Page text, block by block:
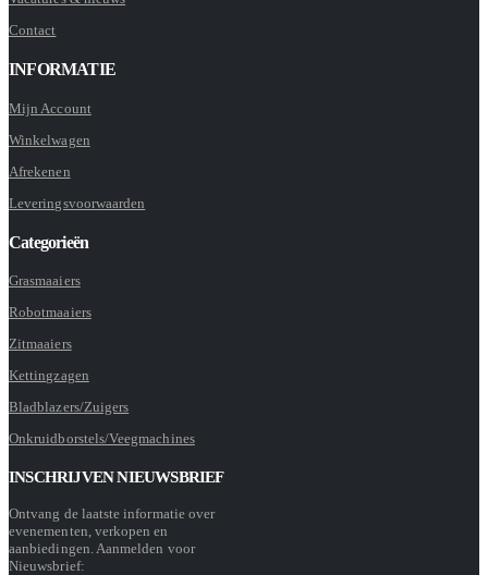
Contact
INFORMATIE
Mijn Account
Winkelwagen
Afrekenen
Leveringsvoorwaarden
Categorieën
Grasmaaiers
Robotmaaiers
Zitmaaiers
Kettingzagen
Bladblazers/Zuigers
Onkruidborstels/Veegmachines
INSCHRIJVEN NIEUWSBRIEF
Ontvang de laatste informatie over
evenementen, verkopen en
aanbiedingen. Aanmelden voor
Nieuwsbrief: